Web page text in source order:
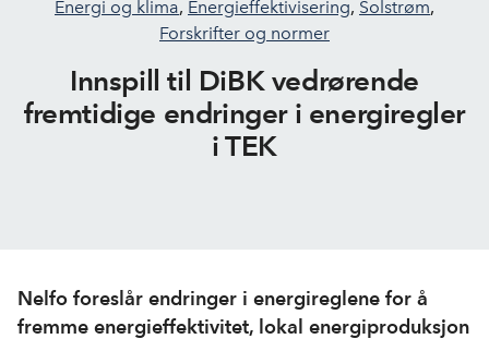
Energi og klima, Energieffektivisering, Solstrøm,
Forskrifter og normer
Innspill til DiBK vedrørende
fremtidige endringer i energiregler
i TEK
Nelfo foreslår endringer i energireglene for å
fremme energieffektivitet, lokal energiproduksjon